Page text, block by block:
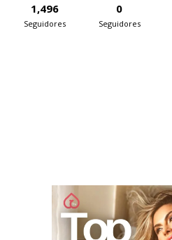
1,496
Seguidores
0
Seguidores